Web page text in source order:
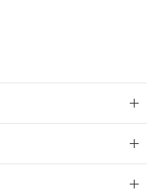
までの期間は出
ことから備考
ました。
庫切替を完了
とがない限